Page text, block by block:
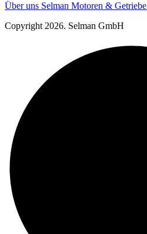
Über uns Selman Motoren & Getriebe
Copyright 2026. Selman GmbH